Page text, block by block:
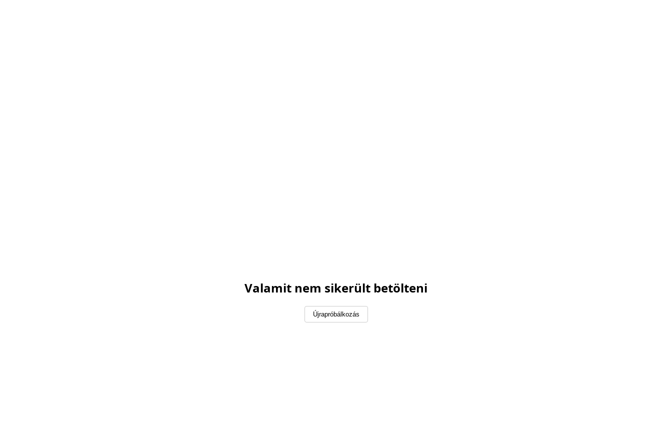
Valamit nem sikerült betölteni
Újrapróbálkozás